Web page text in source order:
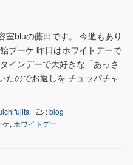
室bluの藤田です。 今週もあり
ブーケ 昨日はホワイトデーで
インデーで大好きな「あっさ
たのでお返しを チュッパチャ
:blog
ケ, ホワイトデー